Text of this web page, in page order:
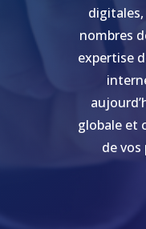
digitales,
nombres
expertise
globale et
de